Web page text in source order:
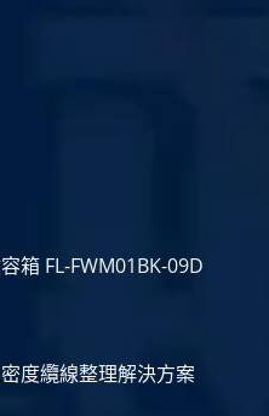
箱 FL-FWM01BK-09D
度纜線整理解決方案